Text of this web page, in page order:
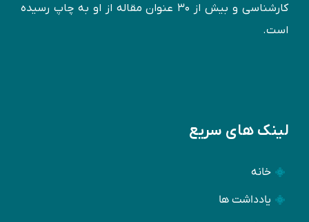
کارشناسی و بيش از ۳۰ عنوان مقاله از او به چاپ رسيده
است.
لینک های سریع
خانه
یادداشت ها